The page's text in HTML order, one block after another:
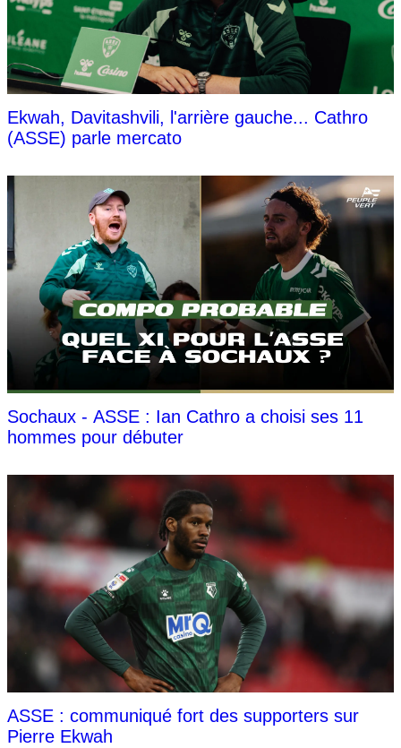
Ekwah, Davitashvili, l'arrière gauche... Cathro
(ASSE) parle mercato
Sochaux - ASSE : Ian Cathro a choisi ses 11
hommes pour débuter
ASSE : communiqué fort des supporters sur
Pierre Ekwah